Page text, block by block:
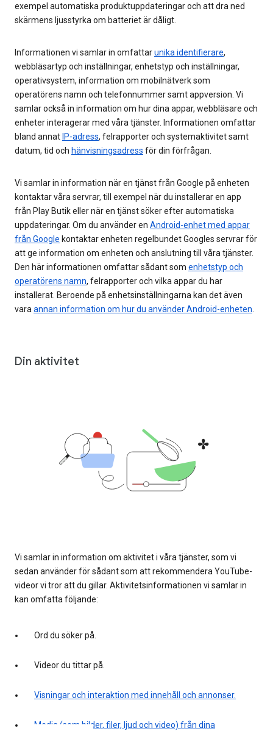
exempel automatiska produktuppdateringar och att dra ned
skärmens ljusstyrka om batteriet är dåligt.
Informationen vi samlar in omfattarunika identifierare,
webbläsartyp och inställningar, enhetstyp och inställningar,
operativsystem, information om mobilnätverk som
operatörens namn och telefonnummer samt appversion. Vi
samlar också in information om hur dina appar, webbläsare och
enheter interagerar med våra tjänster. Informationen omfattar
bland annat IP-adress, felrapporter och systemaktivitet samt
datum, tid och hänvisningsadress för din förfrågan.
Vi samlar in information när en tjänst från Google på enheten
kontaktar våra servrar, till exempel när du installerar en app
från Play Butik eller när en tjänst söker efter automatiska
uppdateringar. Om du använder en Android-enhet med appar
från Google kontaktar enheten regelbundet Googles servrar för
att ge information om enheten och anslutning till våra tjänster.
Den här informationen omfattar sådant som enhetstyp och
operatörens namn, felrapporter och vilka appar du har
installerat. Beroende på enhetsinställningarna kan det även
varaannan information om hur du använder Android-enheten.
Din aktivitet
Vi samlar in information om aktivitet i våra tjänster, som vi
sedan använder för sådant som att rekommendera YouTube-
videor vi tror att du gillar. Aktivitetsinformationen vi samlar in
kan omfatta följande:
Ord du söker på.
Videor du tittar på.
Visningar och interaktion med innehåll och annonser.
Media (som bilder, filer, ljud och video) från dina